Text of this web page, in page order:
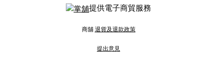
提供電子商貿服務
商舖 退貨及退款政策
提出意見